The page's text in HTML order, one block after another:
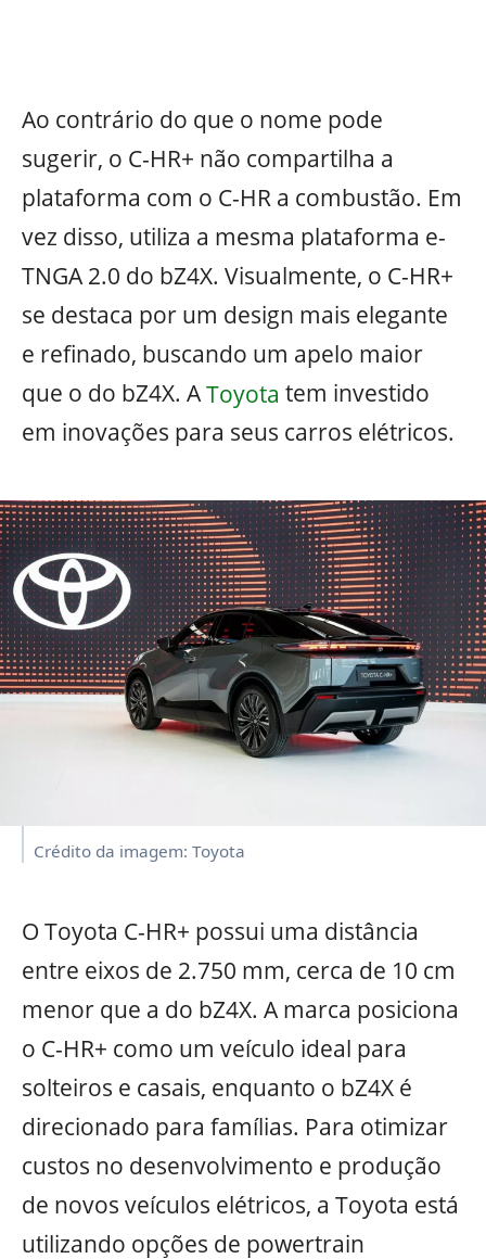
Ao contrário do que o nome pode
sugerir, o C-HR+ não compartilha a
plataforma com o C-HR a combustão. Em
vez disso, utiliza a mesma plataforma e-
TNGA 2.0 do bZ4X. Visualmente, o C-HR+
se destaca por um design mais elegante
e refinado, buscando um apelo maior
que o do bZ4X. AToyota tem investido
em inovações para seus carros elétricos.
Crédito da imagem: Toyota
O Toyota C-HR+ possui uma distância
entre eixos de 2.750 mm, cerca de 10 cm
menor que a do bZ4X. A marca posiciona
o C-HR+ como um veículo ideal para
solteiros e casais, enquanto o bZ4X é
direcionado para famílias. Para otimizar
custos no desenvolvimento e produção
de novos veículos elétricos, a Toyota está
utilizando opções de powertrain